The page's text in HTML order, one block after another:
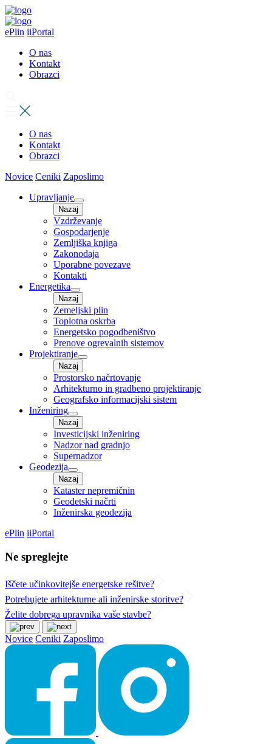
ePlin iiPortal
O nas
Kontakt
Obrazci
O nas
Kontakt
Obrazci
Novice Ceniki Zaposlimo
Upravljanje
Nazaj
Vzdrževanje
Gospodarjenje
Zemljiška knjiga
Zakonodaja
Uporabne povezave
Kontakti
Energetika
Nazaj
Zemeljski plin
Toplotna oskrba
Energetsko pogodbeništvo
Prenove ogrevalnih sistemov
Projektiranje
Nazaj
Prostorsko načrtovanje
Arhitekturno in gradbeno projektiranje
Geografsko informacijski sistem
Inženiring
Nazaj
Investicijski inženiring
Nadzor nad gradnjo
Supernadzor
Geodezija
Nazaj
Kataster nepremičnin
Geodetski načrti
Inženirska geodezija
ePlin iiPortal
Ne spreglejte
Iščete učinkovitejše energetske rešitve?
Potrebujete arhitekturne ali inženirske storitve?
Želite dobrega upravnika vaše stavbe?
Novice Ceniki Zaposlimo